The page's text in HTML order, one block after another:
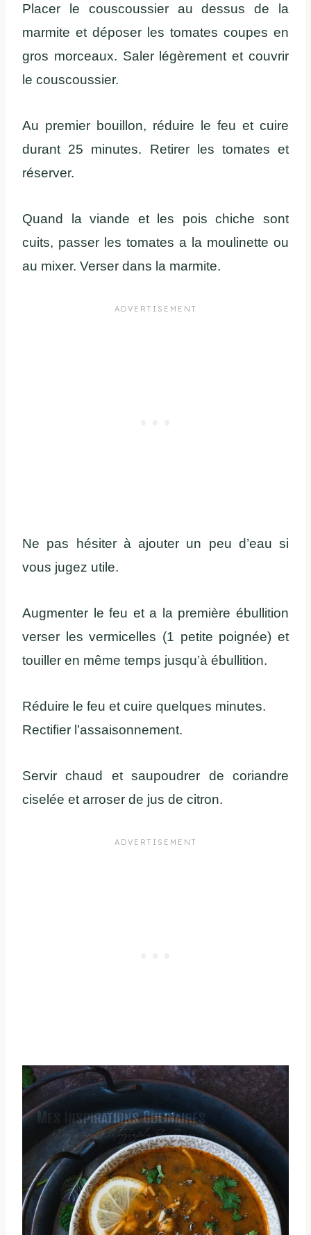
Placer le couscoussier au dessus de la
marmite et déposer les tomates coupes en
gros morceaux. Saler légèrement et couvrir
le couscoussier.
Au premier bouillon, réduire le feu et cuire
durant 25 minutes. Retirer les tomates et
réserver.
Quand la viande et les pois chiche sont
cuits, passer les tomates a la moulinette ou
au mixer. Verser dans la marmite.
Ne pas hésiter à ajouter un peu d’eau si
vous jugez utile.
Augmenter le feu et a la première ébullition
verser les vermicelles (1 petite poignée) et
touiller en même temps jusqu’à ébullition.
Réduire le feu et cuire quelques minutes.
Rectifier l’assaisonnement.
Servir chaud et saupoudrer de coriandre
ciselée et arroser de jus de citron.